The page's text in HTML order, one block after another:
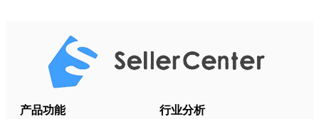
产品功能
行业分析